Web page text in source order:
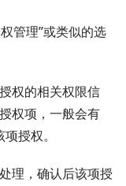
管理”或类似的选
权的相关权限信
权项，一般会有
授权。
理，确认后该项授